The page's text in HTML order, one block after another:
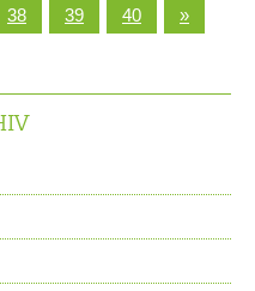
38 39 40 »